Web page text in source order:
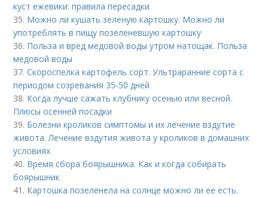
куст ежевики: правила пересадки
35. Можно ли кушать зеленую картошку. Можно ли
употреблять в пищу позеленевшую картошку
36. Польза и вред медовой воды утром натощак. Польза
медовой воды
37.Скороспелка картофель сорт. Ультраранние сорта с
периодом созревания 35-50 дней
38. Когда лучше сажать клубнику осенью или весной.
Плюсы осенней посадки
39. Болезни кроликов симптомы и их лечение вздутие
живота. Лечение вздутия живота у кроликов в домашних
условиях
40. Время сбора боярышника. Как и когда собирать
боярышник
41. Картошка позеленела на солнце можно ли ее есть.